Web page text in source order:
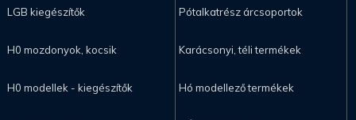
LGB kiegészítők
H0 mozdonyok, kocsik
H0 modellek - kiegészítők
Pótalkatrész árcsoportok
Karácsonyi, téli termékek
Hó modellező termékek